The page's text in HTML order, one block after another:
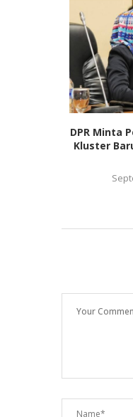
DPR Minta
Kluster